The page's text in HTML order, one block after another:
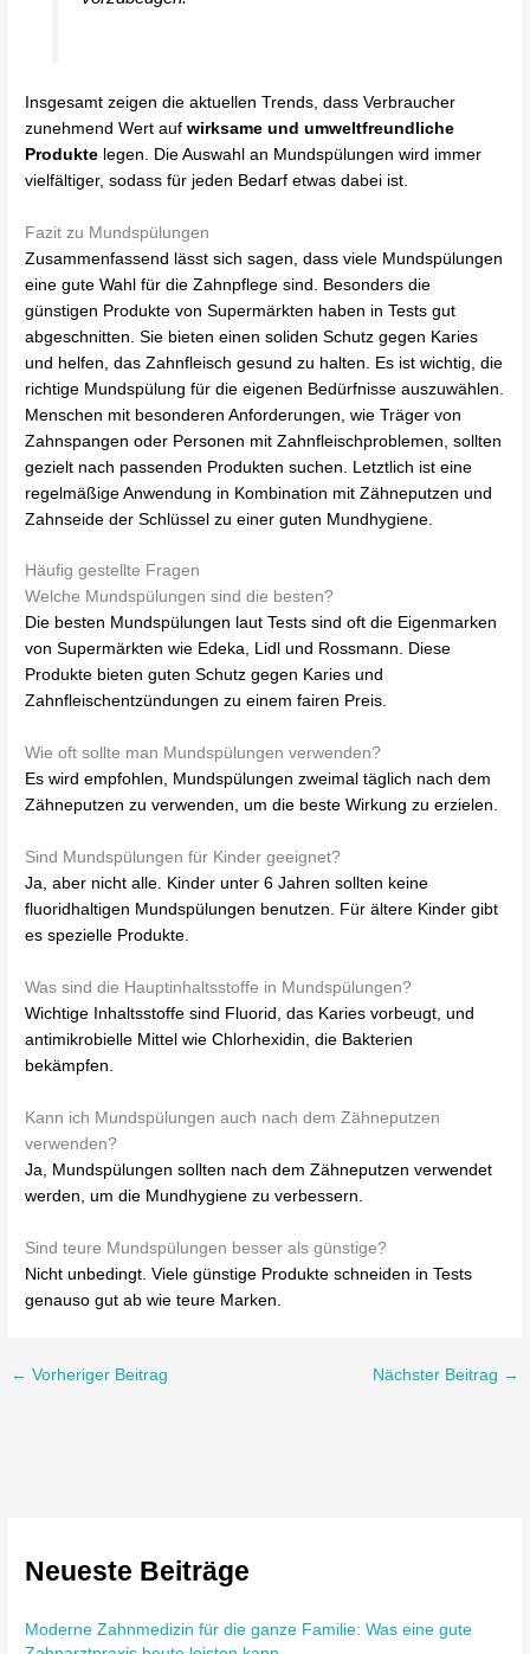
Insgesamt zeigen die aktuellen Trends, dass Verbraucher
zunehmend Wert aufwirksame und umweltfreundliche
Produkte legen. Die Auswahl an Mundspülungen wird immer
vielfältiger, sodass für jeden Bedarf etwas dabei ist.
Fazit zu Mundspülungen
Zusammenfassend lässt sich sagen, dass viele Mundspülungen
eine gute Wahl für die Zahnpflege sind. Besonders die
günstigen Produkte von Supermärkten haben in Tests gut
abgeschnitten. Sie bieten einen soliden Schutz gegen Karies
und helfen, das Zahnfleisch gesund zu halten. Es ist wichtig, die
richtige Mundspülung für die eigenen Bedürfnisse auszuwählen.
Menschen mit besonderen Anforderungen, wie Träger von
Zahnspangen oder Personen mit Zahnfleischproblemen, sollten
gezielt nach passenden Produkten suchen. Letztlich ist eine
regelmäßige Anwendung in Kombination mit Zähneputzen und
Zahnseide der Schlüssel zu einer guten Mundhygiene.
Häufig gestellte Fragen
Welche Mundspülungen sind die besten?
Die besten Mundspülungen laut Tests sind oft die Eigenmarken
von Supermärkten wie Edeka, Lidl und Rossmann. Diese
Produkte bieten guten Schutz gegen Karies und
Zahnfleischentzündungen zu einem fairen Preis.
Wie oft sollte man Mundspülungen verwenden?
Es wird empfohlen, Mundspülungen zweimal täglich nach dem
Zähneputzen zu verwenden, um die beste Wirkung zu erzielen.
Sind Mundspülungen für Kinder geeignet?
Ja, aber nicht alle. Kinder unter 6 Jahren sollten keine
fluoridhaltigen Mundspülungen benutzen. Für ältere Kinder gibt
es spezielle Produkte.
Was sind die Hauptinhaltsstoffe in Mundspülungen?
Wichtige Inhaltsstoffe sind Fluorid, das Karies vorbeugt, und
antimikrobielle Mittel wie Chlorhexidin, die Bakterien
bekämpfen.
Kann ich Mundspülungen auch nach dem Zähneputzen
verwenden?
Ja, Mundspülungen sollten nach dem Zähneputzen verwendet
werden, um die Mundhygiene zu verbessern.
Sind teure Mundspülungen besser als günstige?
Nicht unbedingt. Viele günstige Produkte schneiden in Tests
genauso gut ab wie teure Marken.
← Vorheriger Beitrag Nächster Beitrag →
Neueste Beiträge
Moderne Zahnmedizin für die ganze Familie: Was eine gute